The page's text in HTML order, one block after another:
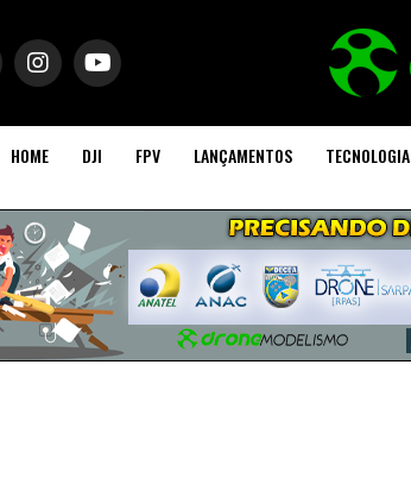
HOME DJI FPV LANÇAMENTOS TECNOLOGIA